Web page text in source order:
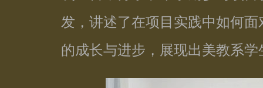
发，讲述了在项目实践中如何
的成长与进步，展现出美教系